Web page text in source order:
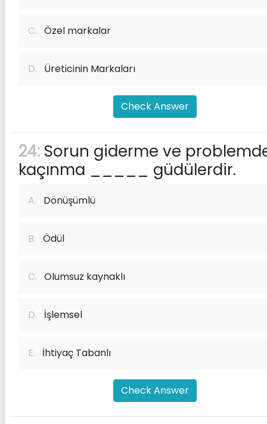
C. Özel markalar
D. Üreticinin Markaları
Check Answer
24: Sorun giderme ve
kaçınma _____ güdülerdir.
A. Dönüşümlü
B. Ödül
C. Olumsuz kaynaklı
D. İşlemsel
E. İhtiyaç Tabanlı
Check Answer